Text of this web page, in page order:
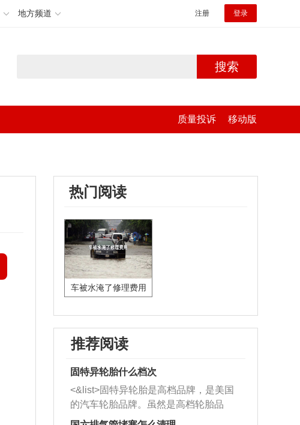
地方频道 注册 登录
搜索
质量投诉 移动版
热门阅读
车被水淹了修理费用
推荐阅读
固特异轮胎什么档次
<&list>固特异轮胎是高档品牌，是美国
的汽车轮胎品牌。虽然是高档轮胎品
牌，但是中高低端的轮胎都有生产，这